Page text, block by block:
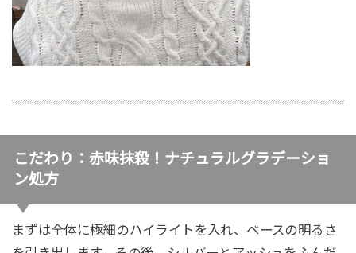
こだわり：赤味抹殺！ナチュラルグラデーショ
ン処方
まずは全体に極細のハイライトを入れ、ベースの明るさ